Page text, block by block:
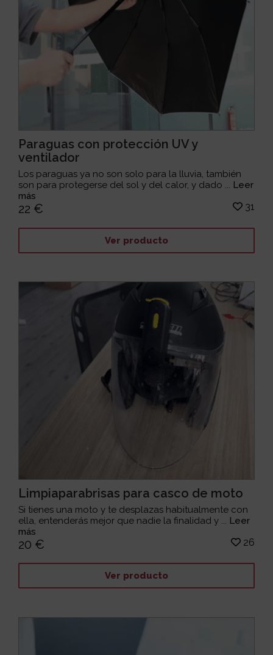
Paraguas con protección UV y
ventilador
Los paraguas ya no son solo para la lluvia, también
son para protegerse del sol y del calor, y dado ... Leer
más
22 € 31
Ver producto
Limpiaparabrisas para casco de moto
Si tienes una moto y te desplazas habitualmente con
ella, entenderás mejor que nadie la finalidad y ... Leer
más
20 € 26
Ver producto